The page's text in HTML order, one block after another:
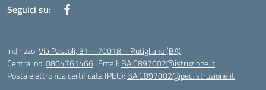
Seguici su:
Indirizzo:Via Pascoli, 31 – 70018 – Rutigliano (BA)
Centralino:0804761466 Email: BAIC897002@istruzione.it
Posta elettronica certificata (PEC): BAIC897002@pec.istruzione.it